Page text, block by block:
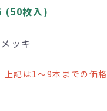
(50枚入)
ッキ
記は1～9本までの価格